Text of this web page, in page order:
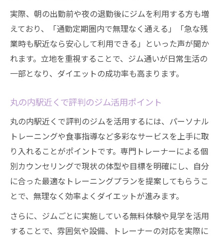
実際、朝の出勤前や夜の退勤後にジムを利用する方も増
えており、「通勤定期圏内で無理なく通える」「急な残
業時も駅近なら安心して利用できる」といった声が聞か
れます。立地を重視することで、ジム通いが日常生活の
一部となり、ダイエットの成功率も高まります。
丸の内駅近くで評判のジム活用ポイント
丸の内駅近くで評判のジムを活用するには、パーソナル
トレーニングや食事指導など多彩なサービスを上手に取
り入れることがポイントです。専門トレーナーによる個
別カウンセリングで現状の体型や目標を明確にし、自分
に合った最適なトレーニングプランを提案してもらうこ
とで、無理なく効率よくダイエットが進みます。
さらに、ジムごとに実施している無料体験や見学を活用
することで、雰囲気や設備、トレーナーの対応を実際に